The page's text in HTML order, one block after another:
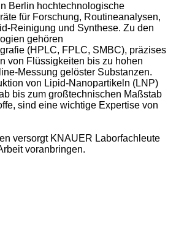
Berlin hochtechnologische
für Forschung, Routineanalysen,
Reinigung und Synthese. Zu den
gehören
(HPLC, FPLC, SMBC), präzises
von Flüssigkeiten bis zu hohen
Messung gelöster Substanzen.
von Lipid-Nanopartikeln (LNP)
bis zum großtechnischen Maßstab
sind eine wichtige Expertise von
versorgt KNAUER Laborfachleute
voranbringen.